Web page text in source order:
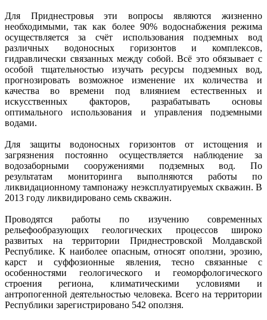
Для Приднестровья эти вопросы являются жизненно
необходимыми, так как более 90% водоснабжения режима
осуществляется за счёт использования подземных вод
различных водоносных горизонтов и комплексов,
гидравлически связанных между собой. Всё это обязывает с
особой тщательностью изучать ресурсы подземных вод,
прогнозировать возможное изменение их количества и
качества во времени под влиянием естественных и
искусственных факторов, разрабатывать основы
оптимального использования и управления подземными
водами.
Для защиты водоносных горизонтов от истощения и
загрязнения постоянно осуществляется наблюдение за
водозаборными сооружениями подземных вод. По
результатам мониторинга выполняются работы по
ликвидационному тампонажу неэксплуатируемых скважин. В
2013 году ликвидировано семь скважин.
Проводятся работы по изучению современных
рельефообразующих геологических процессов широко
развитых на территории Приднестровской Молдавской
Республике. К наиболее опасным, относят оползни, эрозию,
карст и суффозионные явления, тесно связанные с
особенностями геологического и геоморфологического
строения региона, климатическими условиями и
антропогенной деятельностью человека. Всего на территории
Республики зарегистрировано 542 оползня.